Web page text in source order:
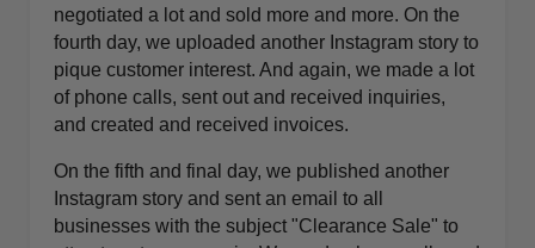
negotiated a lot and sold more and more. On the
fourth day, we uploaded another Instagram story to
pique customer interest. And again, we made a lot
of phone calls, sent out and received inquiries,
and created and received invoices.
On the fifth and final day, we published another
Instagram story and sent an email to all
businesses with the subject "Clearance Sale" to